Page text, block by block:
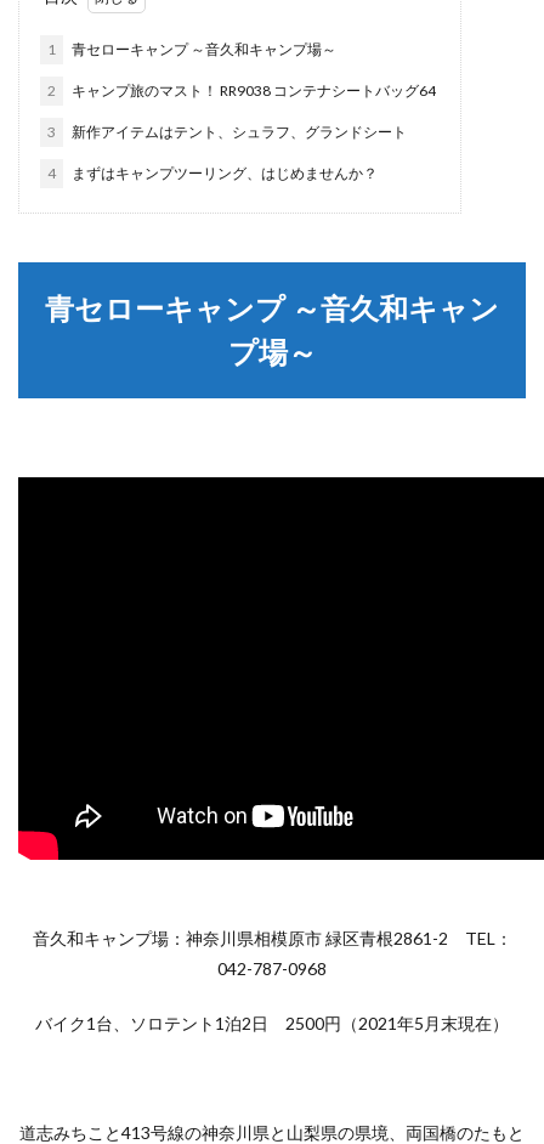
1 青セローキャンプ ～音久和キャンプ場～
2 キャンプ旅のマスト！ RR9038 コンテナシートバッグ64
3 新作アイテムはテント、シュラフ、グランドシート
4 まずはキャンプツーリング、はじめませんか？
青セローキャンプ ～音久和キャン
プ場～
音久和キャンプ場： 神奈川県相模原市 緑区青根2861-2 TEL：
042-787-0968
バイク1台、ソロテント1泊2日 2500円（2021年5月末現在）
道志みちこと413号線の神奈川県と山梨県の県境、両国橋のたもと